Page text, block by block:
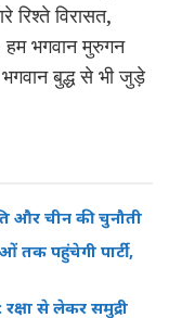
रिश्ते विरासत,
भगवान मुरुगन
बुद्ध से भी जुड़े
और चीन की चुनौती
तक पहुंचेगी पार्टी,
से लेकर समुद्री